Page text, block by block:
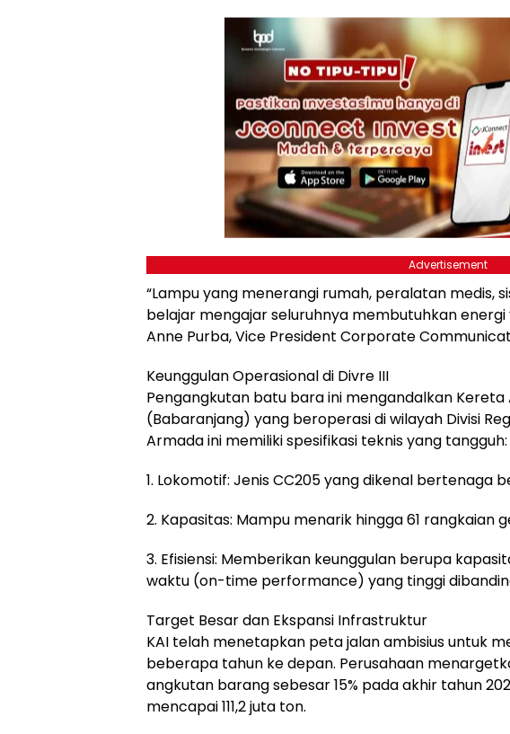
Advertisement
“Lampu yang menerangi rumah, peralatan medis,
belajar mengajar seluruhnya membutuhkan
Anne Purba, Vice President Corporate
Keunggulan Operasional di Divre III
Pengangkutan batu bara ini mengandalkan Kereta
(Babaranjang) yang beroperasi di wilayah Divisi
Armada ini memiliki spesifikasi teknis yang tangguh:
1. Lokomotif: Jenis CC205 yang dikenal bertenaga
2. Kapasitas: Mampu menarik hingga 61 rangkaian
3. Efisiensi: Memberikan keunggulan berupa
waktu (on-time performance) yang tinggi
Target Besar dan Ekspansi Infrastruktur
KAI telah menetapkan peta jalan ambisius untuk
beberapa tahun ke depan. Perusahaan
angkutan barang sebesar 15% pada akhir tahun
mencapai 111,2 juta ton.